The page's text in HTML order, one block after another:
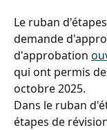
Le ruban
demande
d'approbation
qui ont permis
octobre 2025.
Dans le ruban
étapes de